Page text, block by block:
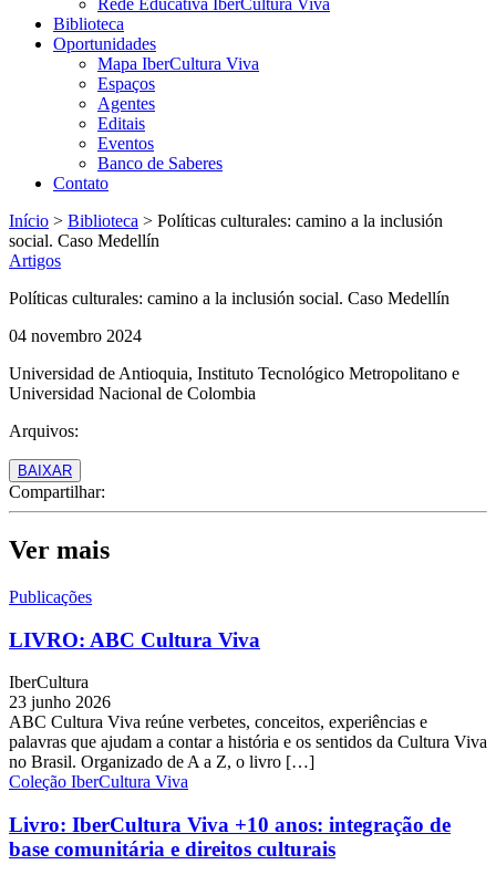
Rede Educativa IberCultura Viva
Biblioteca
Oportunidades
Mapa IberCultura Viva
Espaços
Agentes
Editais
Eventos
Banco de Saberes
Contato
Início > Biblioteca > Políticas culturales: camino a la inclusión
social. Caso Medellín
Artigos
Políticas culturales: camino a la inclusión social. Caso Medellín
04 novembro 2024
Universidad de Antioquia, Instituto Tecnológico Metropolitano e
Universidad Nacional de Colombia
Arquivos:
BAIXAR
Compartilhar:
Ver mais
Publicações
LIVRO: ABC Cultura Viva
IberCultura
23 junho 2026
ABC Cultura Viva reúne verbetes, conceitos, experiências e
palavras que ajudam a contar a história e os sentidos da Cultura Viva
no Brasil. Organizado de A a Z, o livro […]
Coleção IberCultura Viva
Livro: IberCultura Viva +10 anos: integração de
base comunitária e direitos culturais